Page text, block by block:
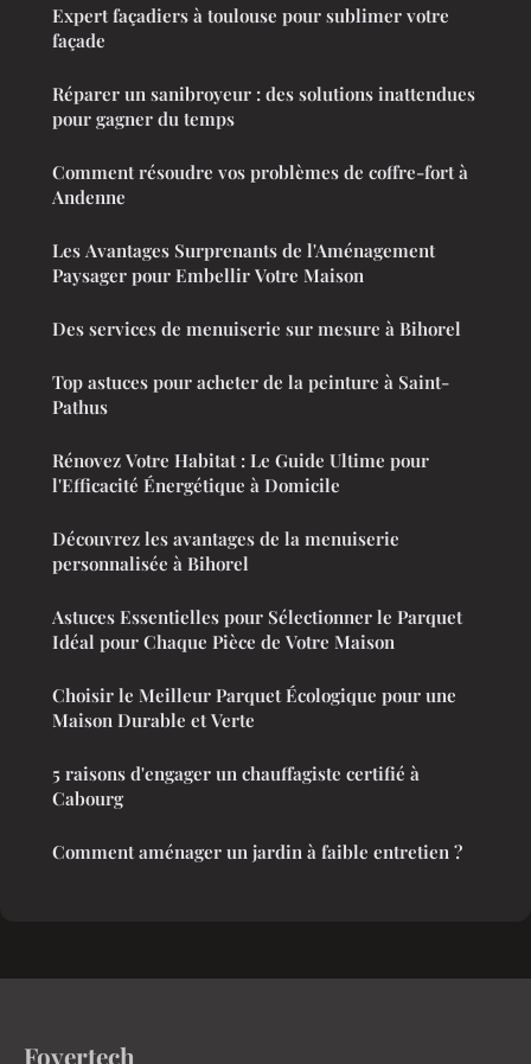
Expert façadiers à toulouse pour sublimer votre
façade
Réparer un sanibroyeur : des solutions inattendues
pour gagner du temps
Comment résoudre vos problèmes de coffre-fort à
Andenne
Les Avantages Surprenants de l'Aménagement
Paysager pour Embellir Votre Maison
Des services de menuiserie sur mesure à Bihorel
Top astuces pour acheter de la peinture à Saint-
Pathus
Rénovez Votre Habitat : Le Guide Ultime pour
l'Efficacité Énergétique à Domicile
Découvrez les avantages de la menuiserie
personnalisée à Bihorel
Astuces Essentielles pour Sélectionner le Parquet
Idéal pour Chaque Pièce de Votre Maison
Choisir le Meilleur Parquet Écologique pour une
Maison Durable et Verte
5 raisons d'engager un chauffagiste certifié à
Cabourg
Comment aménager un jardin à faible entretien ?
Foyertech